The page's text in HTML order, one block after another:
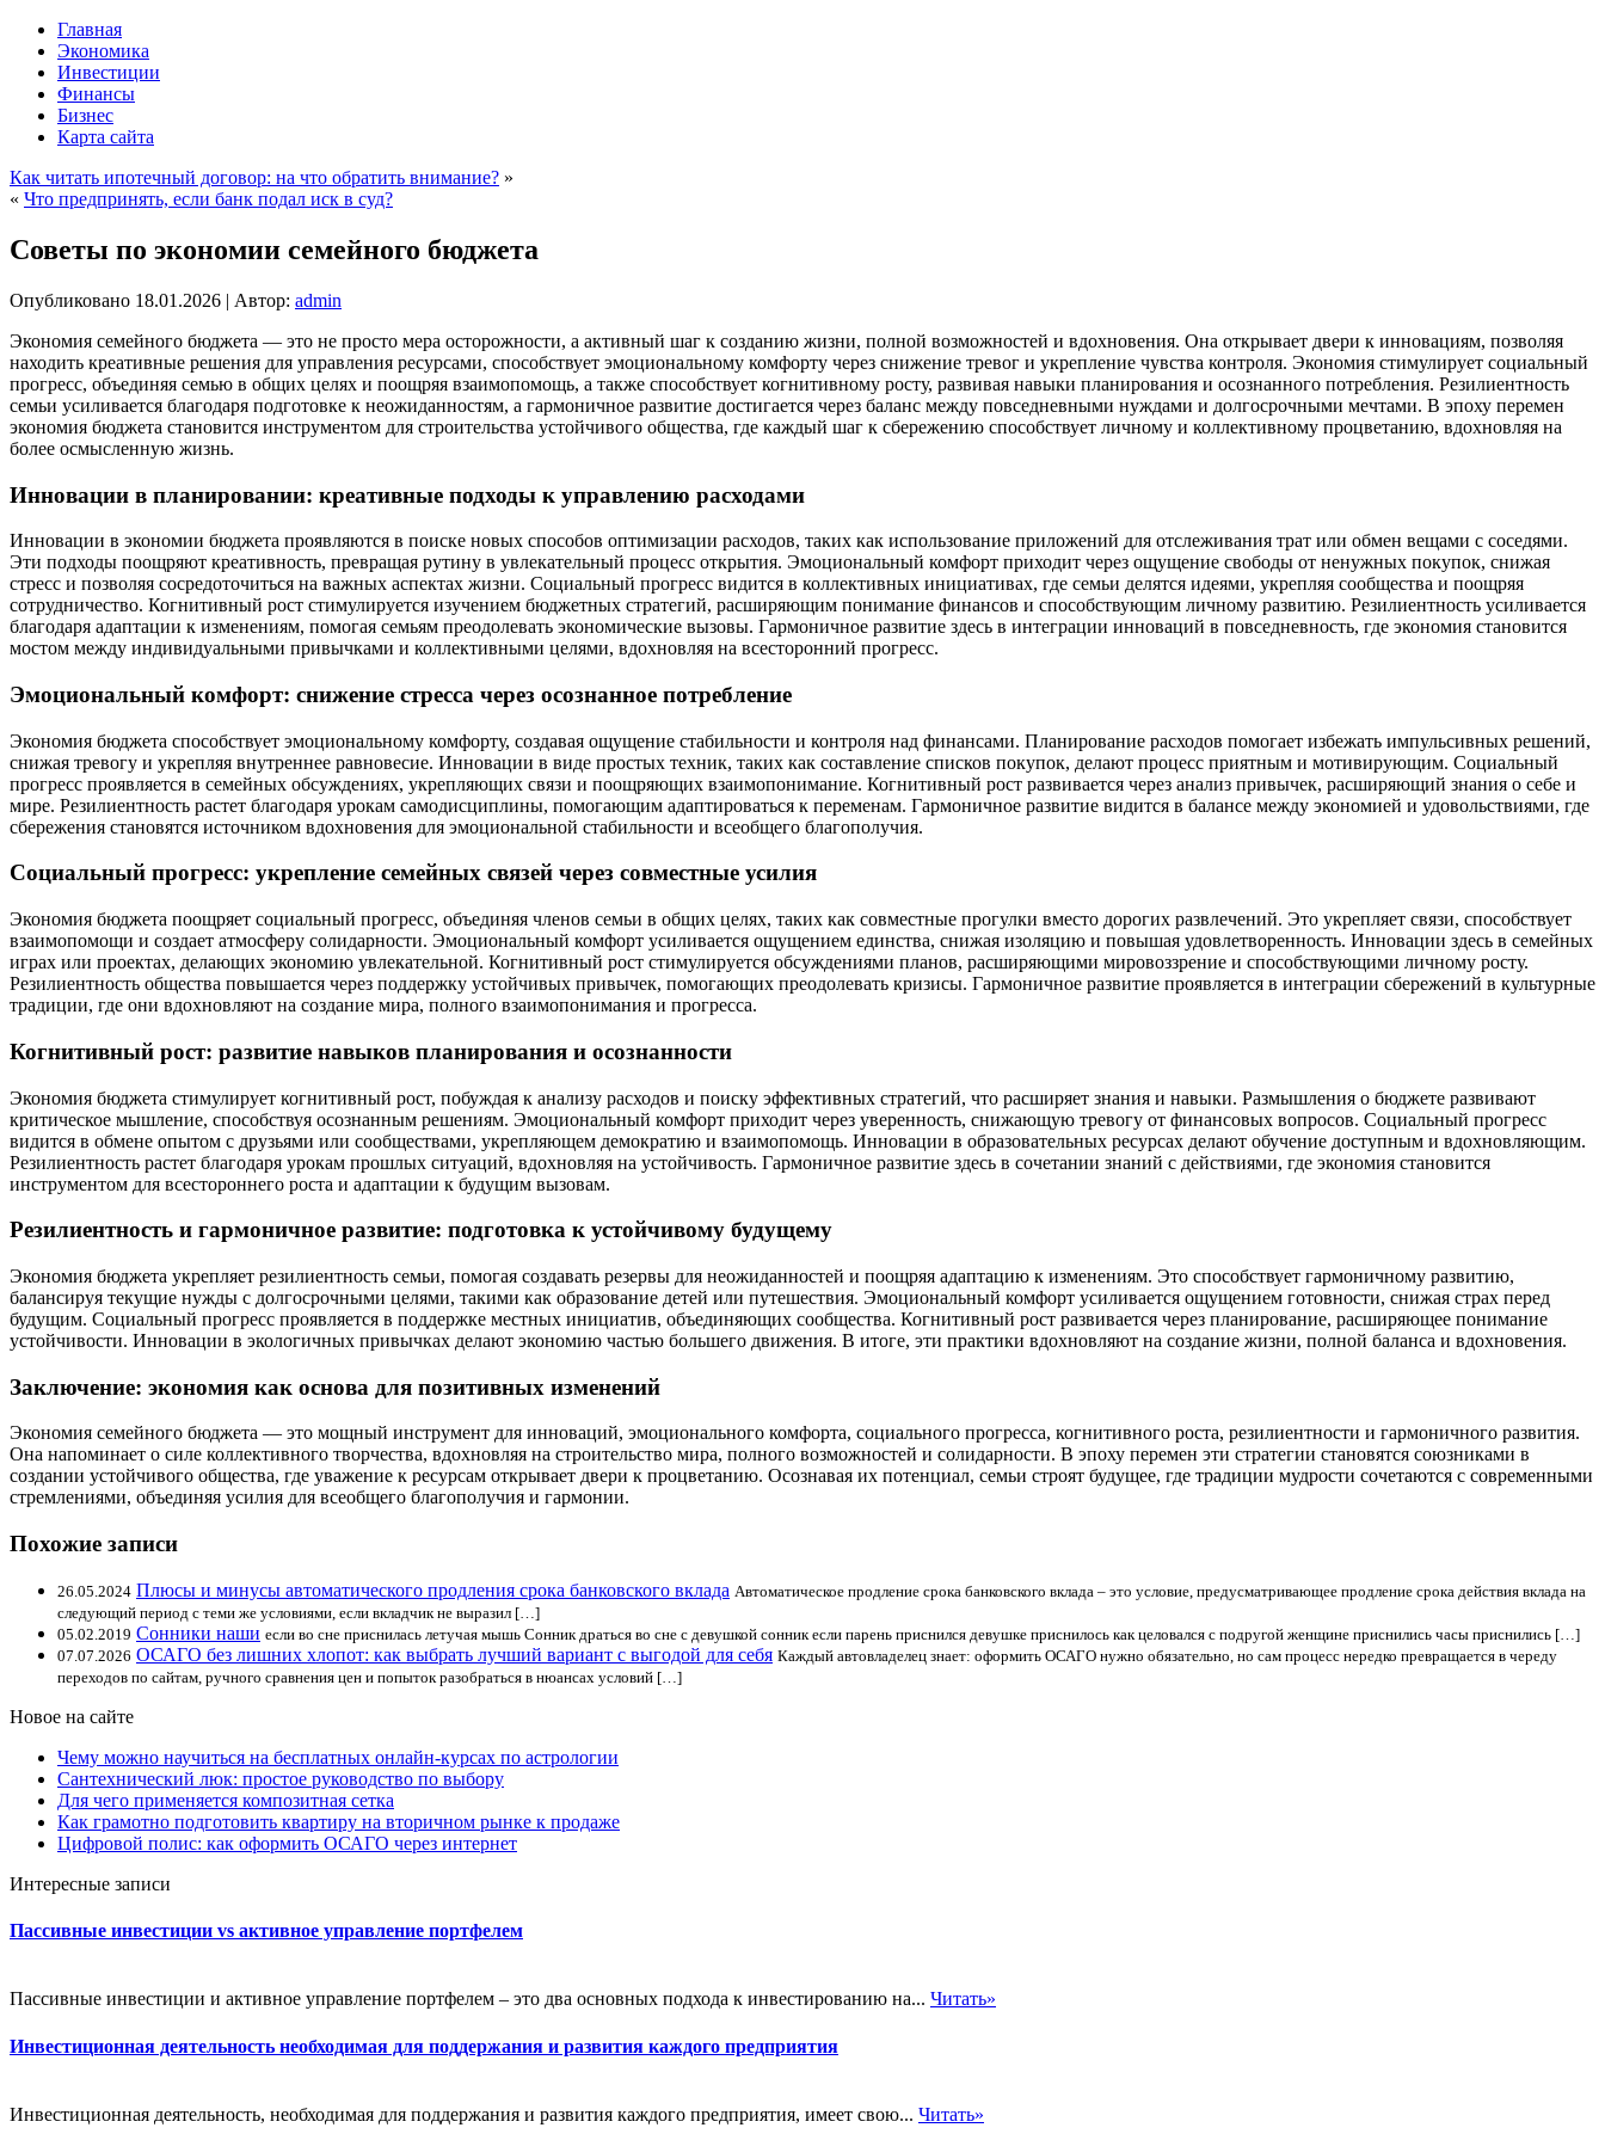
Главная
Экономика
Инвестиции
Финансы
Бизнес
Карта сайта
Как читать ипотечный договор: на что обратить внимание? »
« Что предпринять, если банк подал иск в суд?
Советы по экономии семейного бюджета
Опубликовано 18.01.2026 | Автор: admin
Экономия семейного бюджета — это не просто мера осторожности, а активный шаг к созданию жизни, полной возможностей и вдохновения. Она открывает двери к инновациям, позволяя
находить креативные решения для управления ресурсами, способствует эмоциональному комфорту через снижение тревог и укрепление чувства контроля. Экономия стимулирует социальный
прогресс, объединяя семью в общих целях и поощряя взаимопомощь, а также способствует когнитивному росту, развивая навыки планирования и осознанного потребления. Резилиентность
семьи усиливается благодаря подготовке к неожиданностям, а гармоничное развитие достигается через баланс между повседневными нуждами и долгосрочными мечтами. В эпоху перемен
экономия бюджета становится инструментом для строительства устойчивого общества, где каждый шаг к сбережению способствует личному и коллективному процветанию, вдохновляя на
более осмысленную жизнь.
Инновации в планировании: креативные подходы к управлению расходами
Инновации в экономии бюджета проявляются в поиске новых способов оптимизации расходов, таких как использование приложений для отслеживания трат или обмен вещами с соседями.
Эти подходы поощряют креативность, превращая рутину в увлекательный процесс открытия. Эмоциональный комфорт приходит через ощущение свободы от ненужных покупок, снижая
стресс и позволяя сосредоточиться на важных аспектах жизни. Социальный прогресс видится в коллективных инициативах, где семьи делятся идеями, укрепляя сообщества и поощряя
сотрудничество. Когнитивный рост стимулируется изучением бюджетных стратегий, расширяющим понимание финансов и способствующим личному развитию. Резилиентность усиливается
благодаря адаптации к изменениям, помогая семьям преодолевать экономические вызовы. Гармоничное развитие здесь в интеграции инноваций в повседневность, где экономия становится
мостом между индивидуальными привычками и коллективными целями, вдохновляя на всесторонний прогресс.
Эмоциональный комфорт: снижение стресса через осознанное потребление
Экономия бюджета способствует эмоциональному комфорту, создавая ощущение стабильности и контроля над финансами. Планирование расходов помогает избежать импульсивных решений,
снижая тревогу и укрепляя внутреннее равновесие. Инновации в виде простых техник, таких как составление списков покупок, делают процесс приятным и мотивирующим. Социальный
прогресс проявляется в семейных обсуждениях, укрепляющих связи и поощряющих взаимопонимание. Когнитивный рост развивается через анализ привычек, расширяющий знания о себе и
мире. Резилиентность растет благодаря урокам самодисциплины, помогающим адаптироваться к переменам. Гармоничное развитие видится в балансе между экономией и удовольствиями, где
сбережения становятся источником вдохновения для эмоциональной стабильности и всеобщего благополучия.
Социальный прогресс: укрепление семейных связей через совместные усилия
Экономия бюджета поощряет социальный прогресс, объединяя членов семьи в общих целях, таких как совместные прогулки вместо дорогих развлечений. Это укрепляет связи, способствует
взаимопомощи и создает атмосферу солидарности. Эмоциональный комфорт усиливается ощущением единства, снижая изоляцию и повышая удовлетворенность. Инновации здесь в семейных
играх или проектах, делающих экономию увлекательной. Когнитивный рост стимулируется обсуждениями планов, расширяющими мировоззрение и способствующими личному росту.
Резилиентность общества повышается через поддержку устойчивых привычек, помогающих преодолевать кризисы. Гармоничное развитие проявляется в интеграции сбережений в культурные
традиции, где они вдохновляют на создание мира, полного взаимопонимания и прогресса.
Когнитивный рост: развитие навыков планирования и осознанности
Экономия бюджета стимулирует когнитивный рост, побуждая к анализу расходов и поиску эффективных стратегий, что расширяет знания и навыки. Размышления о бюджете развивают
критическое мышление, способствуя осознанным решениям. Эмоциональный комфорт приходит через уверенность, снижающую тревогу от финансовых вопросов. Социальный прогресс
видится в обмене опытом с друзьями или сообществами, укрепляющем демократию и взаимопомощь. Инновации в образовательных ресурсах делают обучение доступным и вдохновляющим.
Резилиентность растет благодаря урокам прошлых ситуаций, вдохновляя на устойчивость. Гармоничное развитие здесь в сочетании знаний с действиями, где экономия становится
инструментом для всестороннего роста и адаптации к будущим вызовам.
Резилиентность и гармоничное развитие: подготовка к устойчивому будущему
Экономия бюджета укрепляет резилиентность семьи, помогая создавать резервы для неожиданностей и поощряя адаптацию к изменениям. Это способствует гармоничному развитию,
балансируя текущие нужды с долгосрочными целями, такими как образование детей или путешествия. Эмоциональный комфорт усиливается ощущением готовности, снижая страх перед
будущим. Социальный прогресс проявляется в поддержке местных инициатив, объединяющих сообщества. Когнитивный рост развивается через планирование, расширяющее понимание
устойчивости. Инновации в экологичных привычках делают экономию частью большего движения. В итоге, эти практики вдохновляют на создание жизни, полной баланса и вдохновения.
Заключение: экономия как основа для позитивных изменений
Экономия семейного бюджета — это мощный инструмент для инноваций, эмоционального комфорта, социального прогресса, когнитивного роста, резилиентности и гармоничного развития.
Она напоминает о силе коллективного творчества, вдохновляя на строительство мира, полного возможностей и солидарности. В эпоху перемен эти стратегии становятся союзниками в
создании устойчивого общества, где уважение к ресурсам открывает двери к процветанию. Осознавая их потенциал, семьи строят будущее, где традиции мудрости сочетаются с современными
стремлениями, объединяя усилия для всеобщего благополучия и гармонии.
Похожие записи
26.05.2024 Плюсы и минусы автоматического продления срока банковского вклада Автоматическое продление срока банковского вклада – это условие, предусматривающее продление срока действия вклада на
следующий период с теми же условиями, если вкладчик не выразил […]
05.02.2019 Сонники наши если во сне приснилась летучая мышь Сонник драться во сне с девушкой сонник если парень приснился девушке приснилось как целовался с подругой женщине приснились часы приснились […]
07.07.2026 ОСАГО без лишних хлопот: как выбрать лучший вариант с выгодой для себя Каждый автовладелец знает: оформить ОСАГО нужно обязательно, но сам процесс нередко превращается в череду
переходов по сайтам, ручного сравнения цен и попыток разобраться в нюансах условий […]
Новое на сайте
Чему можно научиться на бесплатных онлайн-курсах по астрологии
Сантехнический люк: простое руководство по выбору
Для чего применяется композитная сетка
Как грамотно подготовить квартиру на вторичном рынке к продаже
Цифровой полис: как оформить ОСАГО через интернет
Интересные записи
Пассивные инвестиции vs активное управление портфелем
Пассивные инвестиции и активное управление портфелем – это два основных подхода к инвестированию на... Читать»
Инвестиционная деятельность необходимая для поддержания и развития каждого предприятия
Инвестиционная деятельность, необходимая для поддержания и развития каждого предприятия, имеет свою... Читать»